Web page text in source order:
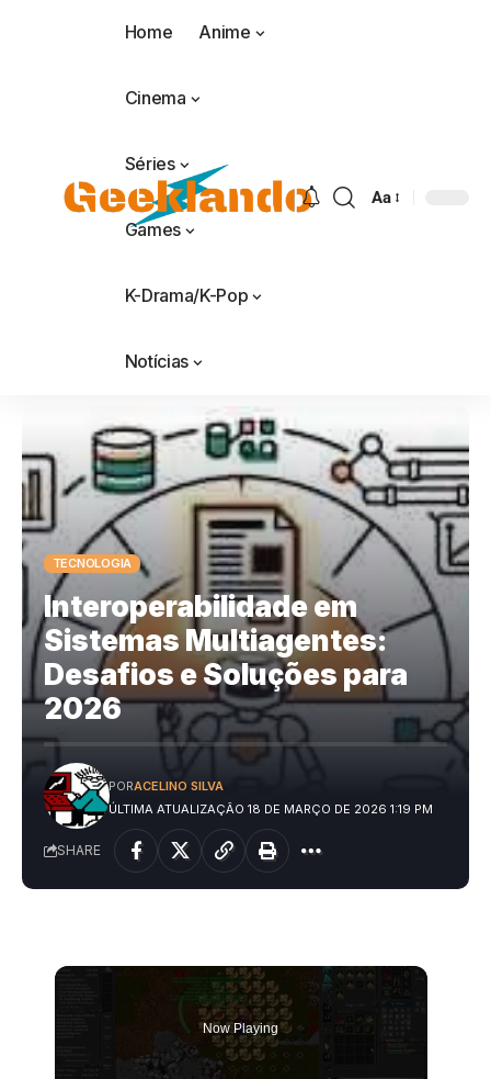
Home Anime
Cinema
Séries
Games
K-Drama/K-Pop
Notícias
Aa
TECNOLOGIA
Interoperabilidade em
Sistemas Multiagentes:
Desafios e Soluções para
2026
ÚLTIMA ATUALIZAÇÃO 18 DE MARÇO DE 2026 1:19 PM
PORACELINO SILVA
SHARE
Now Playing